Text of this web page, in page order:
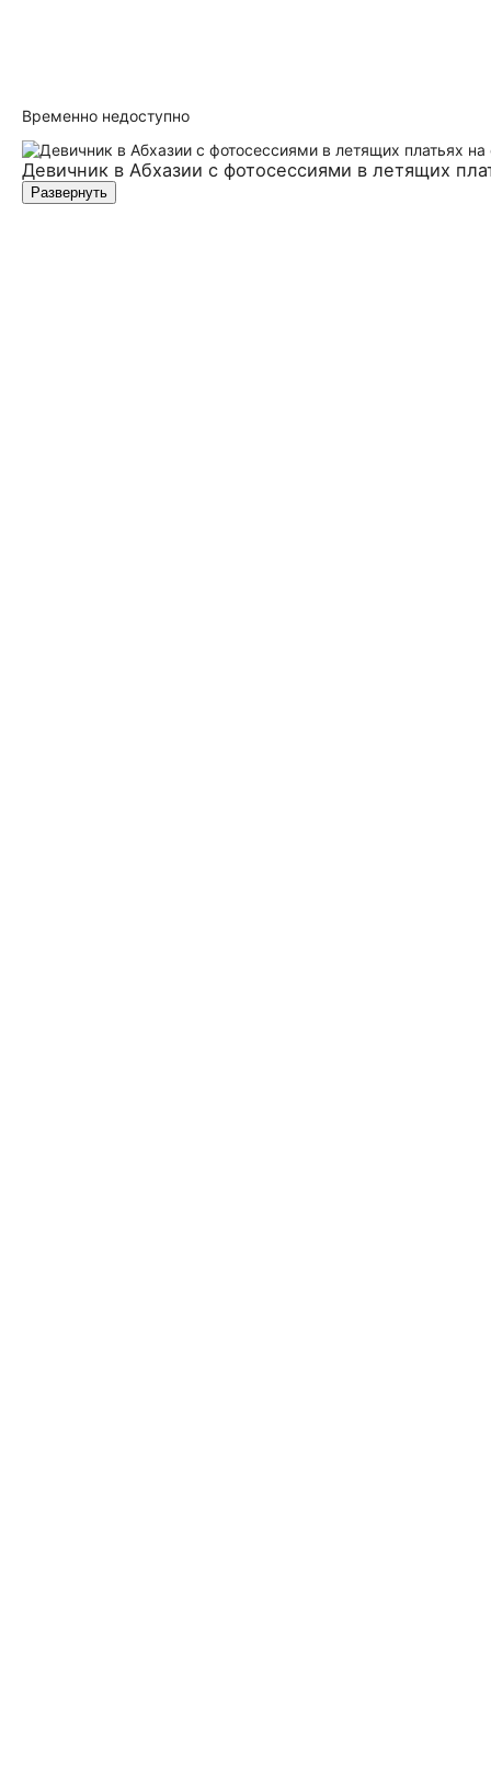
Временно недоступно
Девичник в Абхазии с фотосессиями в летящих
Развернуть